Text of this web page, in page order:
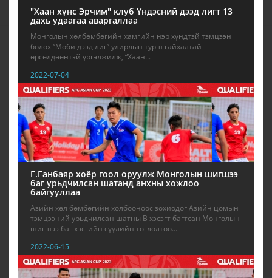
"Хаан хүнс Эрчим" клуб Үндэсний дээд лигт 13
дахь удаагаа аваргаллаа
Монголын хөлбөмбөгийн хамгийн нэр хүндтэй тэмцээн
болох “Моби дээд лиг” улирлын турш гайхалтай
өрсөлдөөнтэй үргэлжилж, “Хаан...
2022-07-04
Г.Ганбаяр хоёр гоол оруулж Монголын шигшээ
баг урьдчилсан шатанд анхны хожлоо
байгууллаа
Азийн хөл бөмбөгийн холбооноос зохиодог Азийн цомын
тэмцээний урьдчилсан шатны B хэсэгт багтсан Монголын
шигшээ баг хэсгийн сүүлийн тоглолтоо...
2022-06-15